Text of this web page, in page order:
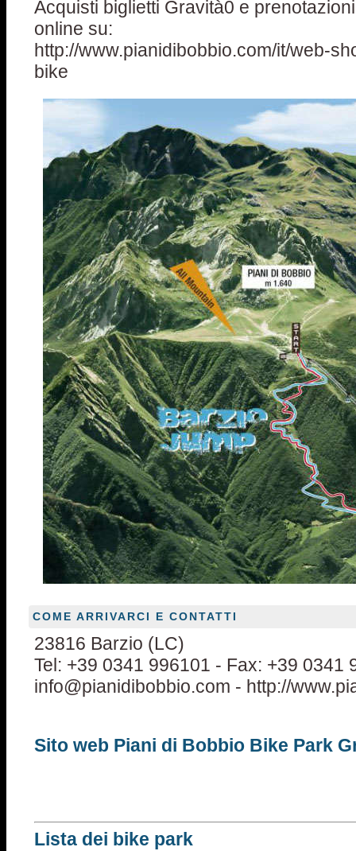
Acquisti biglietti Gravità0 e
online su:
http://www.pianidibobbio.com/it/web-
bike
COME ARRIVARCI E CONTATTI
23816 Barzio (LC)
Tel: +39 0341 996101 - Fax: +39 0341
info@pianidibobbio.com - http://
Sito web Piani di Bobbio Bike Park
Lista dei bike park